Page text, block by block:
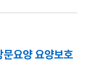
요양 요양보호